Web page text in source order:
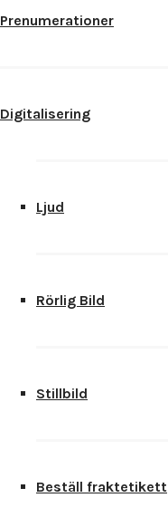
Prenumerationer
Digitalisering
Ljud
Rörlig Bild
Stillbild
Beställ fraktetikett